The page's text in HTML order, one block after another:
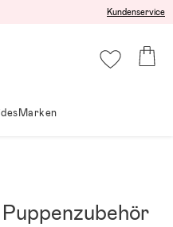
Kundenservice
Marken